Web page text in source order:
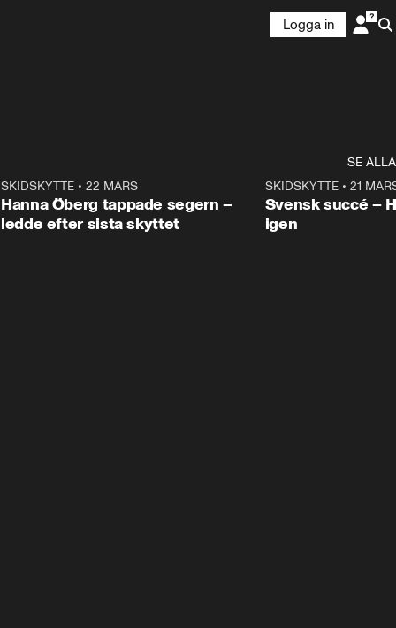
Logga in
SE ALLA
SKIDSKYTTE• 22 MARS
Hanna Öberg tappade segern –
ledde efter sista skyttet
SKIDSKYTTE• 21
Svensk succé –
igen